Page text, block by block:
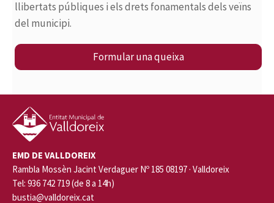
llibertats públiques i els drets fonamentals dels veïns
del municipi.
Formular una queixa
EMD DE VALLDOREIX
Rambla Mossèn Jacint Verdaguer Nº 185 08197 · Valldoreix
Tel: 936 742 719 (de 8 a 14h)
bustia@valldoreix.cat